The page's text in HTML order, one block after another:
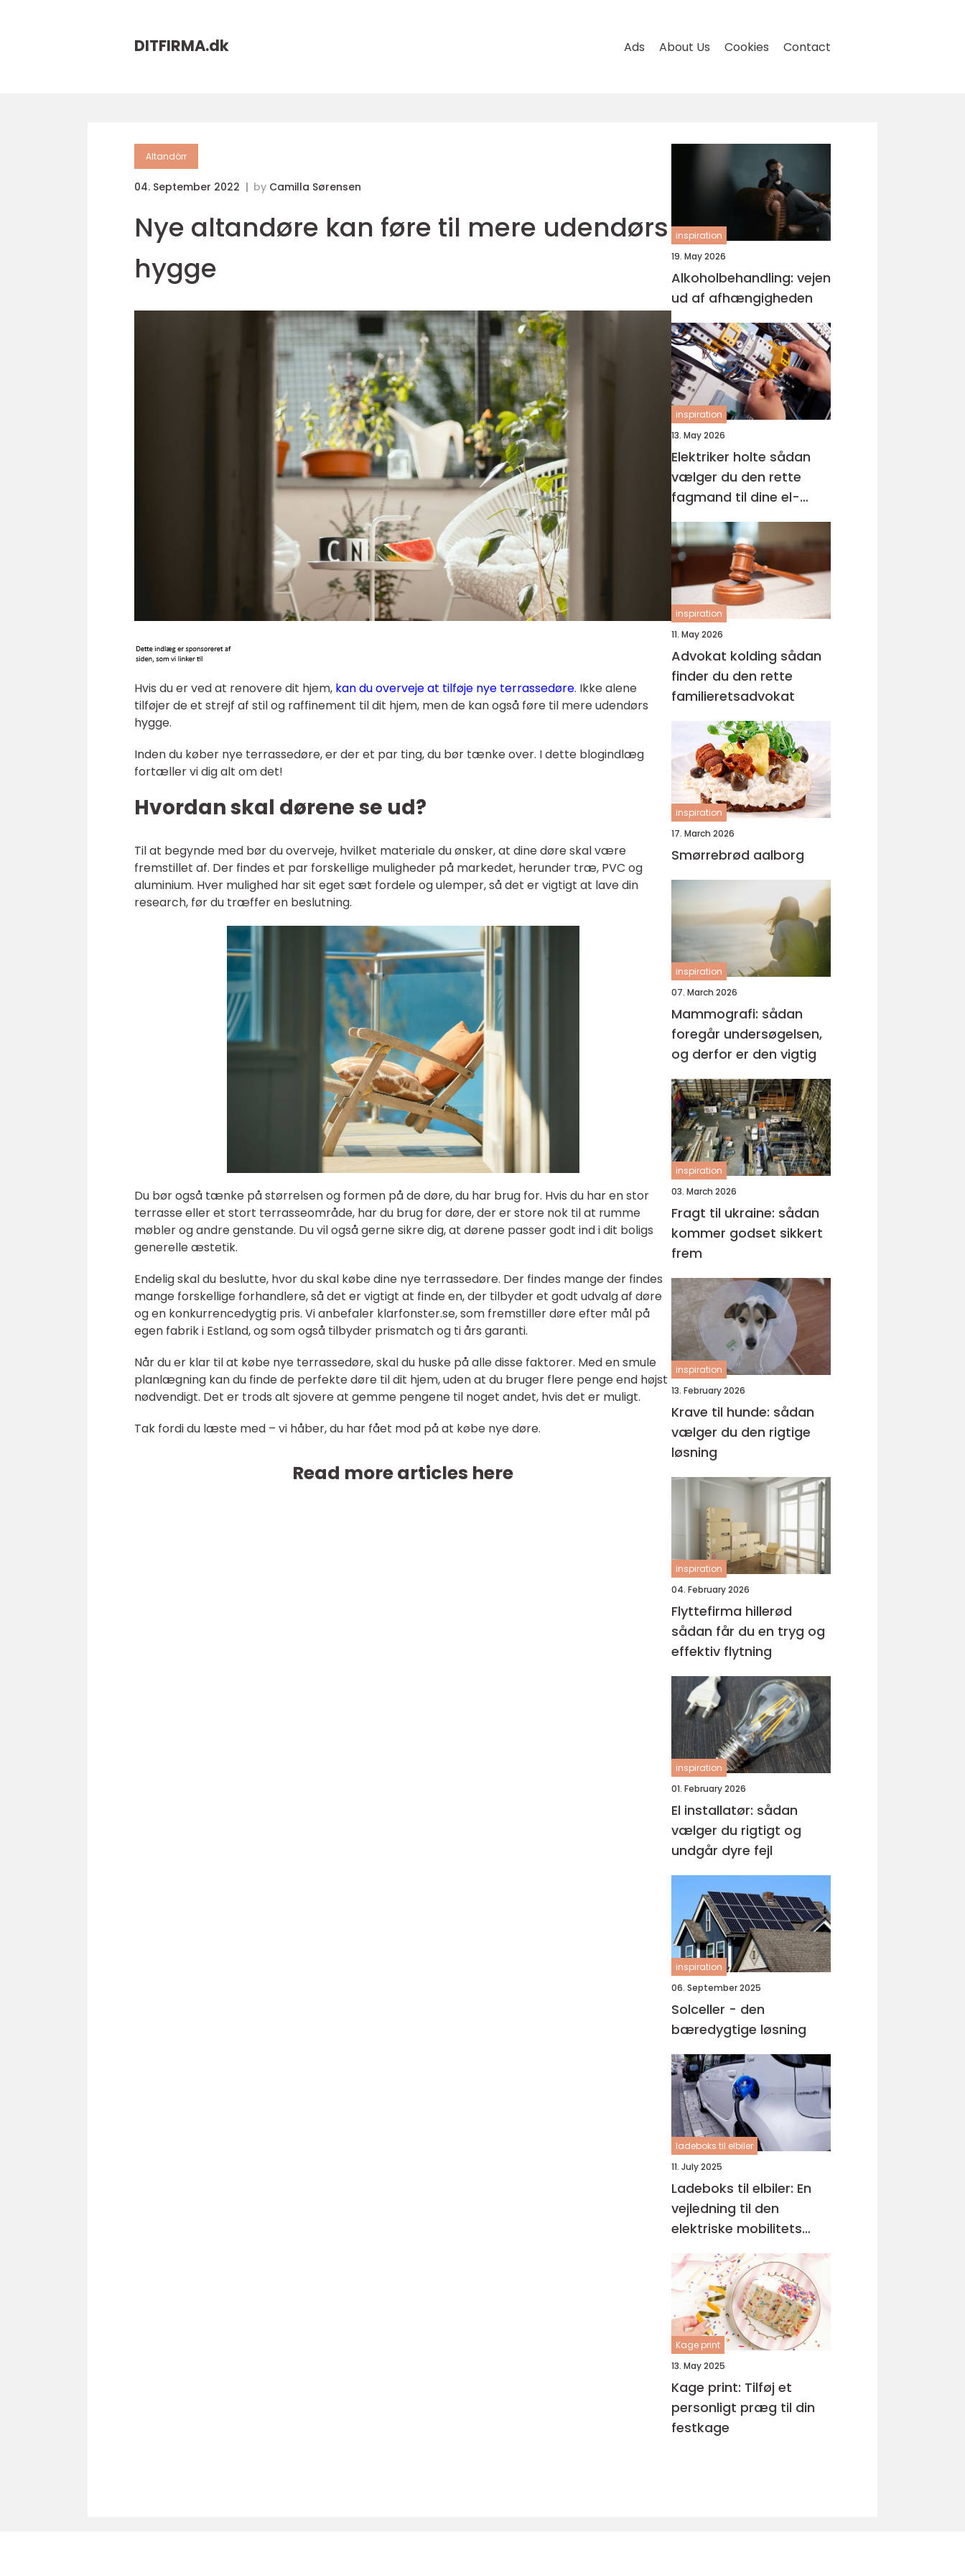
DITFIRMA.dk Ads About Us Cookies Contact
Altandörr
04. September 2022 by Camilla Sørensen
Nye altandøre kan føre til mere udendørs
hygge
Hvis du er ved at renovere dit hjem, kan du overveje at tilføje nye terrassedøre. Ikke alene
tilføjer de et strejf af stil og raffinement til dit hjem, men de kan også føre til mere udendørs
hygge.
Inden du køber nye terrassedøre, er der et par ting, du bør tænke over. I dette blogindlæg
fortæller vi dig alt om det!
Hvordan skal dørene se ud?
Til at begynde med bør du overveje, hvilket materiale du ønsker, at dine døre skal være
fremstillet af. Der findes et par forskellige muligheder på markedet, herunder træ, PVC og
aluminium. Hver mulighed har sit eget sæt fordele og ulemper, så det er vigtigt at lave din
research, før du træffer en beslutning.
Du bør også tænke på størrelsen og formen på de døre, du har brug for. Hvis du har en stor
terrasse eller et stort terrasseområde, har du brug for døre, der er store nok til at rumme
møbler og andre genstande. Du vil også gerne sikre dig, at dørene passer godt ind i dit boligs
generelle æstetik.
Endelig skal du beslutte, hvor du skal købe dine nye terrassedøre. Der findes mange der findes
mange forskellige forhandlere, så det er vigtigt at finde en, der tilbyder et godt udvalg af døre
og en konkurrencedygtig pris. Vi anbefaler klarfonster.se, som fremstiller døre efter mål på
egen fabrik i Estland, og som også tilbyder prismatch og ti års garanti.
Når du er klar til at købe nye terrassedøre, skal du huske på alle disse faktorer. Med en smule
planlægning kan du finde de perfekte døre til dit hjem, uden at du bruger flere penge end højst
nødvendigt. Det er trods alt sjovere at gemme pengene til noget andet, hvis det er muligt.
Tak fordi du læste med – vi håber, du har fået mod på at købe nye døre.
Read more articles here
inspiration
19. May 2026
Alkoholbehandling: vejen
ud af afhængigheden
inspiration
13. May 2026
Elektriker holte sådan
vælger du den rette
fagmand til dine el-
opgaver
inspiration
11. May 2026
Advokat kolding sådan
finder du den rette
familieretsadvokat
inspiration
17. March 2026
Smørrebrød aalborg
inspiration
07. March 2026
Mammografi: sådan
foregår undersøgelsen,
og derfor er den vigtig
inspiration
03. March 2026
Fragt til ukraine: sådan
kommer godset sikkert
frem
inspiration
13. February 2026
Krave til hunde: sådan
vælger du den rigtige
løsning
inspiration
04. February 2026
Flyttefirma hillerød
sådan får du en tryg og
effektiv flytning
inspiration
01. February 2026
El installatør: sådan
vælger du rigtigt og
undgår dyre fejl
inspiration
06. September 2025
Solceller - den
bæredygtige løsning
ladeboks til elbiler
11. July 2025
Ladeboks til elbiler: En
vejledning til den
elektriske mobilitets
fremtid
Kage print
13. May 2025
Kage print: Tilføj et
personligt præg til din
festkage